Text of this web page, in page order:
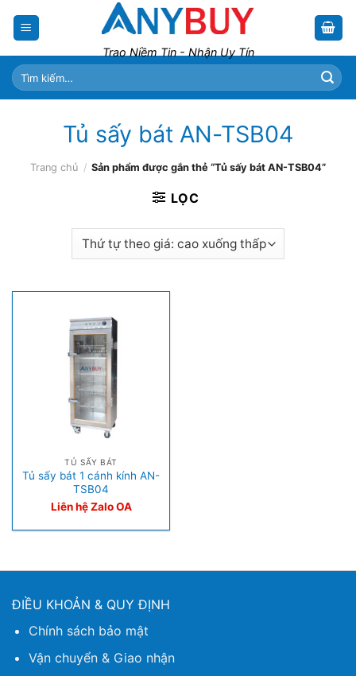
Trao Niềm Tin - Nhận Uy Tín
Tìm
kiếm:
Tủ sấy bát AN-TSB04
Trang chủ / Sản phẩm được gắn thẻ “Tủ sấy bát AN-TSB04”
LỌC
TỦ SẤY BÁT
Tủ sấy bát 1 cánh kính AN-
TSB04
Liên hệ Zalo OA
ĐIỀU KHOẢN & QUY ĐỊNH
Chính sách bảo mật
Vận chuyển & Giao nhận